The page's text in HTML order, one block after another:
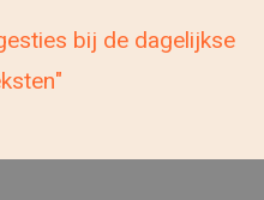
bij de dagelijkse